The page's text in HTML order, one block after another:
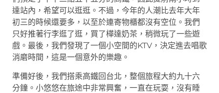
達站內，希望可以逛逛。不過，今年的人潮比去年大年
初三的時候還要多，以至於連寄物櫃都沒有空位。我們
只好推著行李逛了逛，買了樺達奶茶，稍微玩了一些遊
戲。最後，我們發現了一個小空間的KTV，決定進去唱歌
消磨時間，這是一個意外的樂趣。
準備好後，我們搭乘高鐵回台北，整個旅程大約九十六
分鐘。小悠悠在旅途中非常興奮，一直在玩耍，沒有睡